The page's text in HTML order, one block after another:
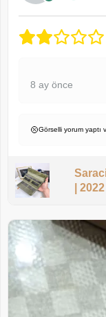
8 ay önce
Görselli yorum yaptı
| 2022